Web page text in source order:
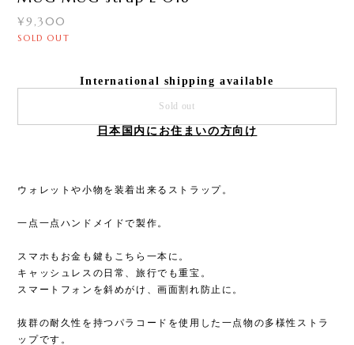
¥9,300
SOLD OUT
International shipping available
Sold out
日本国内にお住まいの方向け
ウォレットや小物を装着出来るストラップ。
一点一点ハンドメイドで製作。
スマホもお金も鍵もこちら一本に。
キャッシュレスの日常、旅行でも重宝。
スマートフォンを斜めがけ、画面割れ防止に。
抜群の耐久性を持つパラコードを使用した一点物の多様性ストラ
ップです。